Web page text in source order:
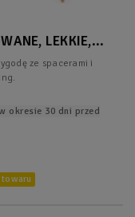
LEKKIE,...
ze spacerami i
okresie 30 dni przed